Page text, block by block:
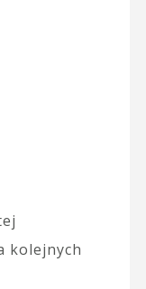
kolejnych